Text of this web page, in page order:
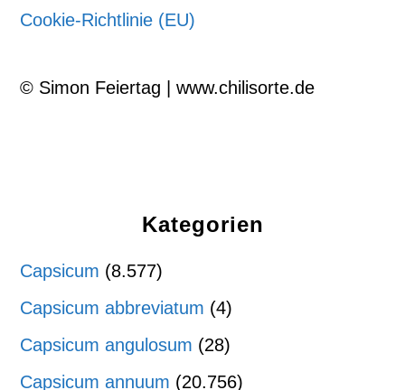
Cookie-Richtlinie (EU)
© Simon Feiertag | www.chilisorte.de
Kategorien
Capsicum (8.577)
Capsicum abbreviatum (4)
Capsicum angulosum (28)
Capsicum annuum (20.756)